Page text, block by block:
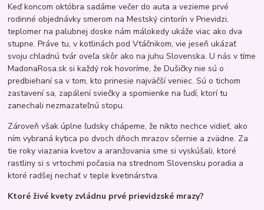
Keď koncom októbra sadáme večer do auta a vezieme prvé
rodinné objednávky smerom na Mestský cintorín v Prievidzi,
teplomer na palubnej doske nám málokedy ukáže viac ako dva
stupne. Práve tu, v kotlinách pod Vtáčnikom, vie jeseň ukázať
svoju chladnú tvár oveľa skôr ako na juhu Slovenska. U nás v tíme
MadonaRosa.sk si každý rok hovoríme, že Dušičky nie sú o
predbiehaní sa v tom, kto prinesie najväčší veniec. Sú o tichom
zastavení sa, zapálení sviečky a spomienke na ľudí, ktorí tu
zanechali nezmazateľnú stopu.
Zároveň však úplne ľudsky chápeme, že nikto nechce vidieť, ako
ním vybraná kytica po dvoch dňoch mrazov sčernie a zvädne. Za
tie roky viazania kvetov a aranžovania sme si vyskúšali, ktoré
rastliny si s vrtochmi počasia na strednom Slovensku poradia a
ktoré radšej nechať v teple kvetinárstva.
Ktoré živé kvety zvládnu prvé prievidzské mrazy?